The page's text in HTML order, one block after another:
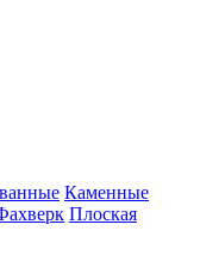
Каменные
Плоская